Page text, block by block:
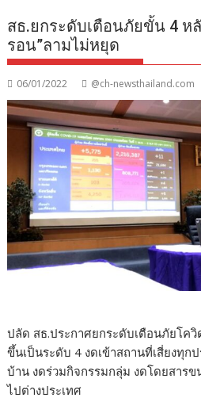
สธ.ยกระดับเตือนภัยขั้น 4 ห
รอน”ลามไม่หยุด
06/01/2022 @ch-newsthailand.com
ปลัด สธ.ประกาศยกระดับเตือนภัยโค
ขึ้นเป็นระดับ 4 งดเข้าสถานที่เสี่ยงทุก
บ้าน งดร่วมกิจกรรมกลุ่ม งดโดยสาร
ไปต่างประเทศ